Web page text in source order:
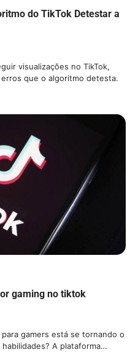
do TikTok Detestar a
visualizações no TikTok,
que o algoritmo detesta.
gaming no tiktok
gamers está se tornando o
A plataforma…